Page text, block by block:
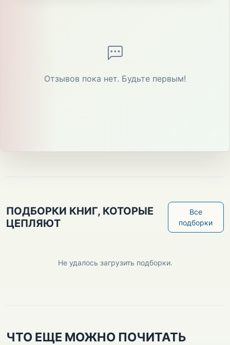
Отзывов пока нет. Будьте первым!
ПОДБОРКИ КНИГ, КОТОРЫЕ
ЦЕПЛЯЮТ
Все
подборки
Не удалось загрузить подборки.
ЧТО ЕЩЕ МОЖНО ПОЧИТАТЬ